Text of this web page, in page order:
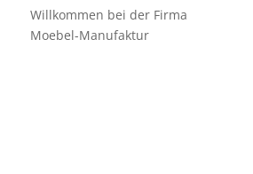
Willkommen bei der Firma
Moebel-Manufaktur